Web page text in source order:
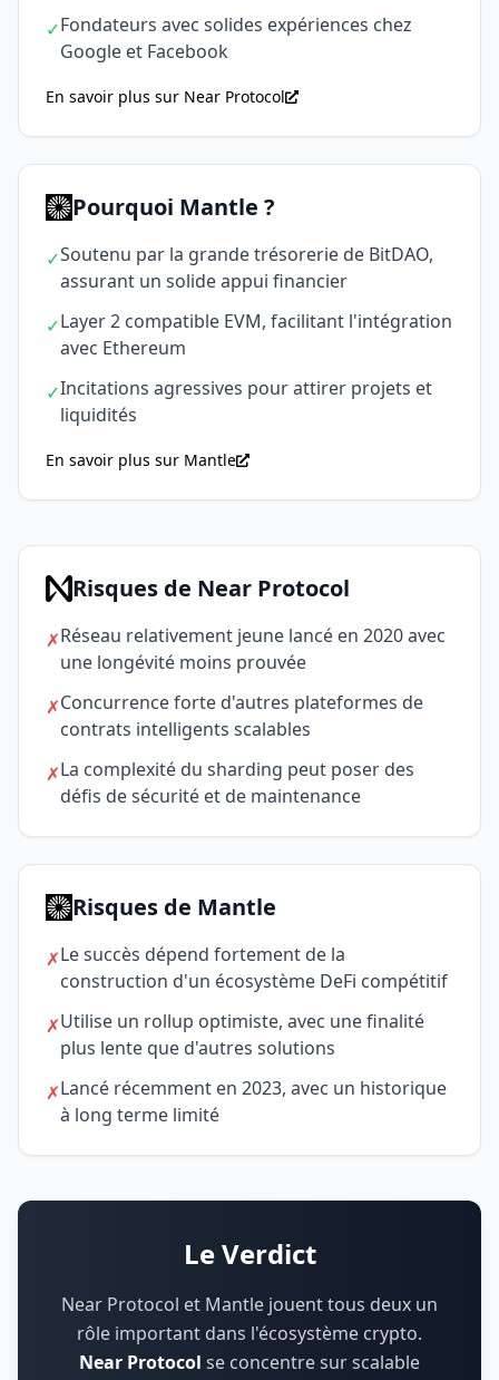
✓Fondateurs avec solides expériences chez
Google et Facebook
En savoir plus sur Near Protocol
Pourquoi Mantle ?
✓Soutenu par la grande trésorerie de BitDAO,
assurant un solide appui financier
✓Layer 2 compatible EVM, facilitant l'intégration
avec Ethereum
✓Incitations agressives pour attirer projets et
liquidités
En savoir plus sur Mantle
Risques de Near Protocol
✗Réseau relativement jeune lancé en 2020 avec
une longévité moins prouvée
✗Concurrence forte d'autres plateformes de
contrats intelligents scalables
✗La complexité du sharding peut poser des
défis de sécurité et de maintenance
Risques de Mantle
✗Le succès dépend fortement de la
construction d'un écosystème DeFi compétitif
✗Utilise un rollup optimiste, avec une finalité
plus lente que d'autres solutions
✗Lancé récemment en 2023, avec un historique
à long terme limité
Le Verdict
Near Protocol et Mantle jouent tous deux un
rôle important dans l'écosystème crypto.
Near Protocol se concentre surscalable